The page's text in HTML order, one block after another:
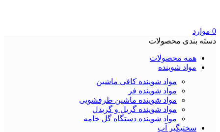
0 موارد
دسته بندی محصولات
همه محصولات
مواد شوینده
مواد شوینده کافی ماشین
مواد شوینده فر
مواد شوینده ماشین ظرفشویی
مواد شوینده گریل و گریدل
مواد شوینده دستگاه گل خامه
سختیگیر آب